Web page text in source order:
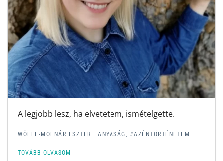
A legjobb lesz, ha elvetetem, ismételgette.
WÖLFL-MOLNÁR ESZTER | ANYASÁG, #AZÉNTÖRTÉNETEM
TOVÁBB OLVASOM